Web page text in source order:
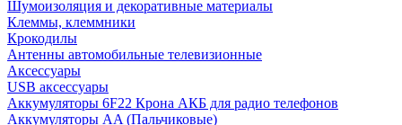
Шумоизоляция и декоративные материалы
Клеммы, клеммники
Крокодилы
Антенны автомобильные телевизионные
Аксессуары
USB аксессуары
Аккумуляторы 6F22 Крона АКБ для радио телефонов
Аккумуляторы AA (Пальчиковые)